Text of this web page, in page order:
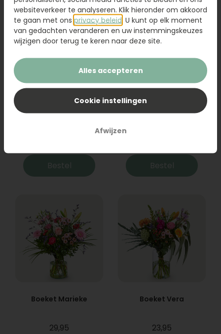
Boeket Raya
Bestel
Sanseveria
Bestel
Boeket Marieke
29,95
Boeket Vera
23,95
websiteverkeer te analyseren. Klik hieronder om akkoord
te gaan met ons privacy beleid . U kunt op elk moment
van gedachten veranderen en uw instemmingskeuzes
wijzigen door terug te keren naar deze site.
Alles accepteren
Cookie instellingen
Afwijzen